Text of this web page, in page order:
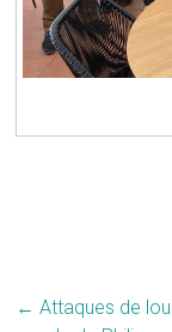
← Attaques de